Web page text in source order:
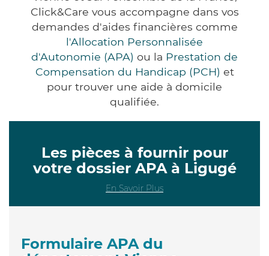
Click&Care vous accompagne dans vos
demandes d'aides financières comme
l'Allocation Personnalisée
d'Autonomie (APA) ou la Prestation de
Compensation du Handicap (PCH) et
pour trouver une aide à domicile
qualifiée.
Les pièces à fournir pour
votre dossier APA à Ligugé
En Savoir Plus
Formulaire APA du